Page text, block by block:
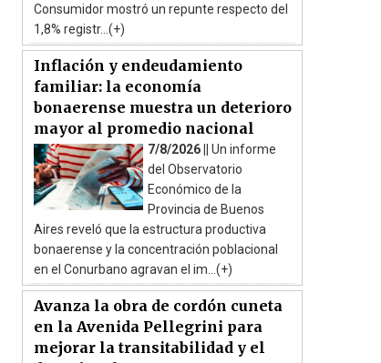
Consumidor mostró un repunte respecto del
1,8% registr...(+)
Inflación y endeudamiento
familiar: la economía
bonaerense muestra un deterioro
mayor al promedio nacional
7/8/2026 || Un informe
del Observatorio
Económico de la
Provincia de Buenos
Aires reveló que la estructura productiva
bonaerense y la concentración poblacional
en el Conurbano agravan el im...(+)
Avanza la obra de cordón cuneta
en la Avenida Pellegrini para
mejorar la transitabilidad y el